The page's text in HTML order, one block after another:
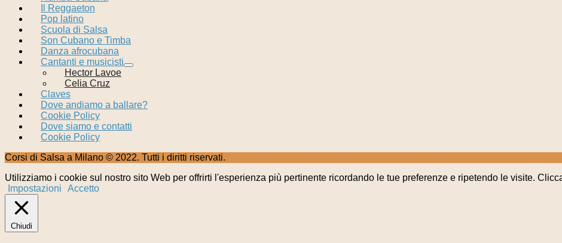
Il Reggaeton
Pop latino
Scuola di Salsa
Son Cubano e Timba
Danza afrocubana
Cantanti e musicisti
Hector Lavoe
Celia Cruz
Claves
Dove andiamo a ballare?
Cookie Policy
Dove siamo e contatti
Cookie Policy
Corsi di Salsa a Milano © 2022. Tutti i diritti riservati.
Utilizziamo i cookie sul nostro sito Web per offrirti l'esperienza più pertinente ricordando le tue preferenze e ripetendo le visite.
Impostazioni
Accetto
Chiudi